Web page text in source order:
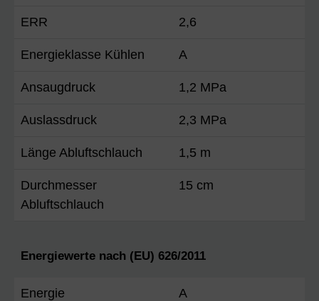
ERR 2,6
Energieklasse Kühlen A
Ansaugdruck 1,2 MPa
Auslassdruck 2,3 MPa
Länge Abluftschlauch 1,5 m
Durchmesser
Abluftschlauch
15 cm
Energiewerte nach (EU) 626/2011
Energie A